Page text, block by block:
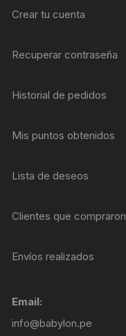
Crear tu cuenta
Recuperar contraseña
Historial de pedidos
Mis puntos obtenidos
Lista de deseos
Clientes que compraron
Envíos realizados
Email:
info@babylon.pe